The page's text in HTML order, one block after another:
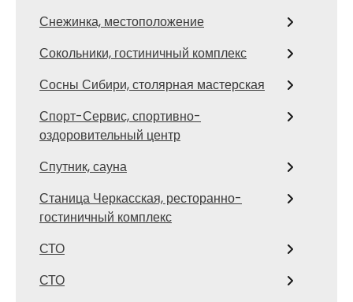
Снежинка, местоположение
Сокольники, гостиничный комплекс
Сосны Сибири, столярная мастерская
Спорт-Сервис, спортивно-
оздоровительный центр
Спутник, сауна
Станица Черкасская, ресторанно-
гостиничный комплекс
СТО
СТО